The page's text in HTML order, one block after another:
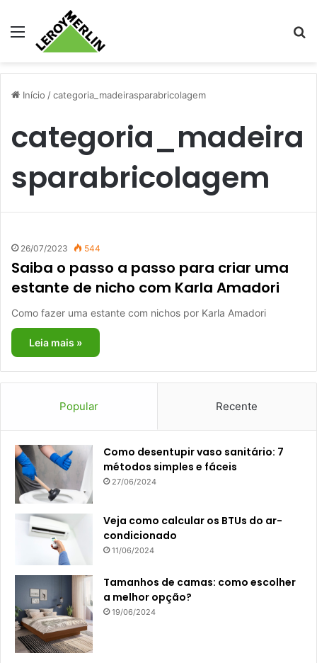
Menu
Início /categoria_madeirasparabricolagem
categoria_madeira
sparabricolagem
26/07/2023 544
Saiba o passo a passo para criar uma
estante de nicho com Karla Amadori
Como fazer uma estante com nichos por Karla Amadori
Leia mais »
Popular Recente
Como desentupir vaso sanitário: 7
métodos simples e fáceis
27/06/2024
Veja como calcular os BTUs do ar-
condicionado
11/06/2024
Tamanhos de camas: como escolher
a melhor opção?
19/06/2024